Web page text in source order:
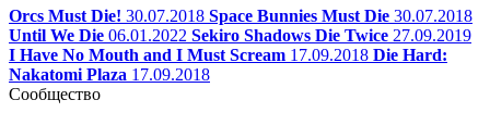
Orcs Must Die! 30.07.2018 Space Bunnies Must Die 30.07.2018
Until We Die 06.01.2022 Sekiro Shadows Die Twice 27.09.2019
I Have No Mouth and I Must Scream 17.09.2018 Die Hard:
Nakatomi Plaza 17.09.2018
Сообщество